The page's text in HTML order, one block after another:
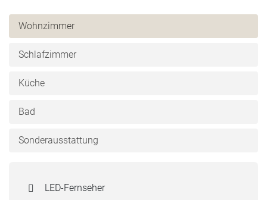
Wohnzimmer
Schlafzimmer
Küche
Bad
Sonderausstattung
LED-Fernseher